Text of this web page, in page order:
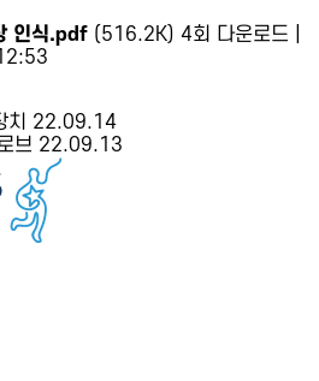
인식.pdf (516.2K) 4회 다운로드 |
22.09.14
브 22.09.13